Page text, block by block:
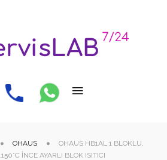
OHAUS
OHAUS HB1AL 1 BLOKLU,
INCE AYARLI BLOK ISITICI